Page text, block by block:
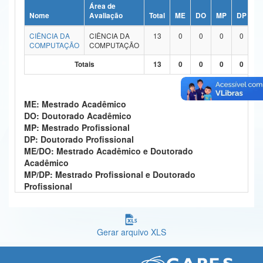
Ministério da Ciência, Tecnologia, Inovações e Comunicações
Ministério do Meio Ambiente
Controladoria-Geral da União
Ministério da Mulher, da Família e dos Direitos Humanos
Secretaria-Geral
Secretaria de Governo
Banco Central do Brasil
Nome
Área de
Avaliação
Total ME DO MP DP
CIÊNCIA DA
COMPUTAÇÃO
CIÊNCIA DA
COMPUTAÇÃO
13 0 0 0 0
Totais 13 0 0 0 0
ME: Mestrado Acadêmico
DO: Doutorado Acadêmico
MP: Mestrado Profissional
DP: Doutorado Profissional
ME/DO: Mestrado Acadêmico e Doutorado
Acadêmico
MP/DP: Mestrado Profissional e Doutorado
Profissional
Gerar arquivo XLS